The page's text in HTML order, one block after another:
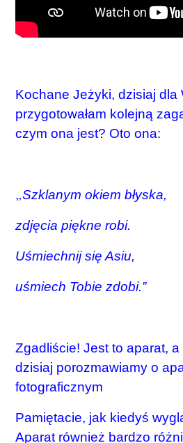
Kochane Jeżyki, dzisiaj dla
przygotowałam kolejną
czym ona jest? Oto ona:
,,Szklanym okiem błyska,
zdjęcia piękne robi.
Uśmiechnij się Asiu,
uśmiech Tobie zdobi.”
Zgadliście! Jest to aparat,
dzisiaj porozmawiamy o
fotograficznym
Pamiętacie, jak kiedyś
Aparat również bardzo